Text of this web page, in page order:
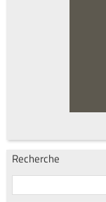
Recherche